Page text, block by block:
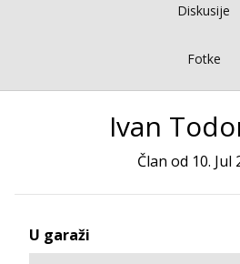
Diskusije
Fotke
Ivan
Član od 10. Jul
U garaži